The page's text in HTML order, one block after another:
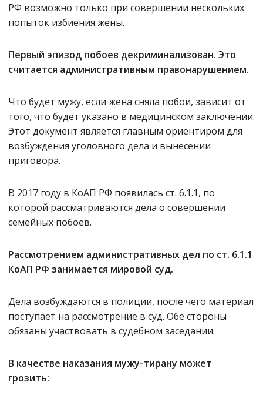
РФ возможно только при совершении нескольких
попыток избиения жены.
Первый эпизод побоев декриминализован. Это
считается административным правонарушением.
Что будет мужу, если жена сняла побои, зависит от
того, что будет указано в медицинском заключении.
Этот документ является главным ориентиром для
возбуждения уголовного дела и вынесении
приговора.
В 2017 году в КоАП РФ появилась ст. 6.1.1, по
которой рассматриваются дела о совершении
семейных побоев.
Рассмотрением административных дел по ст. 6.1.1
КоАП РФ занимается мировой суд.
Дела возбуждаются в полиции, после чего материал
поступает на рассмотрение в суд. Обе стороны
обязаны участвовать в судебном заседании.
В качестве наказания мужу-тирану может
грозить: